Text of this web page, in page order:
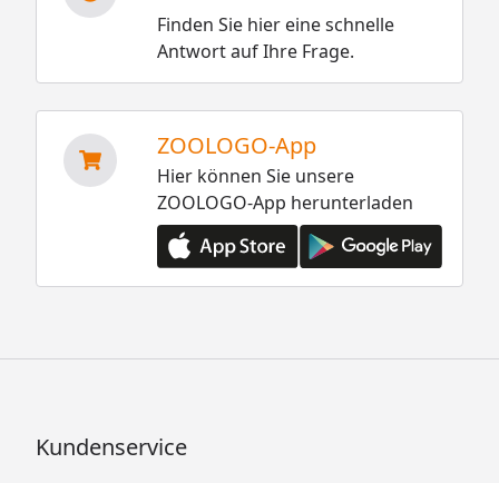
Finden Sie hier eine schnelle
Antwort auf Ihre Frage.
ZOOLOGO-App
Hier können Sie unsere
ZOOLOGO-App herunterladen
Kundenservice